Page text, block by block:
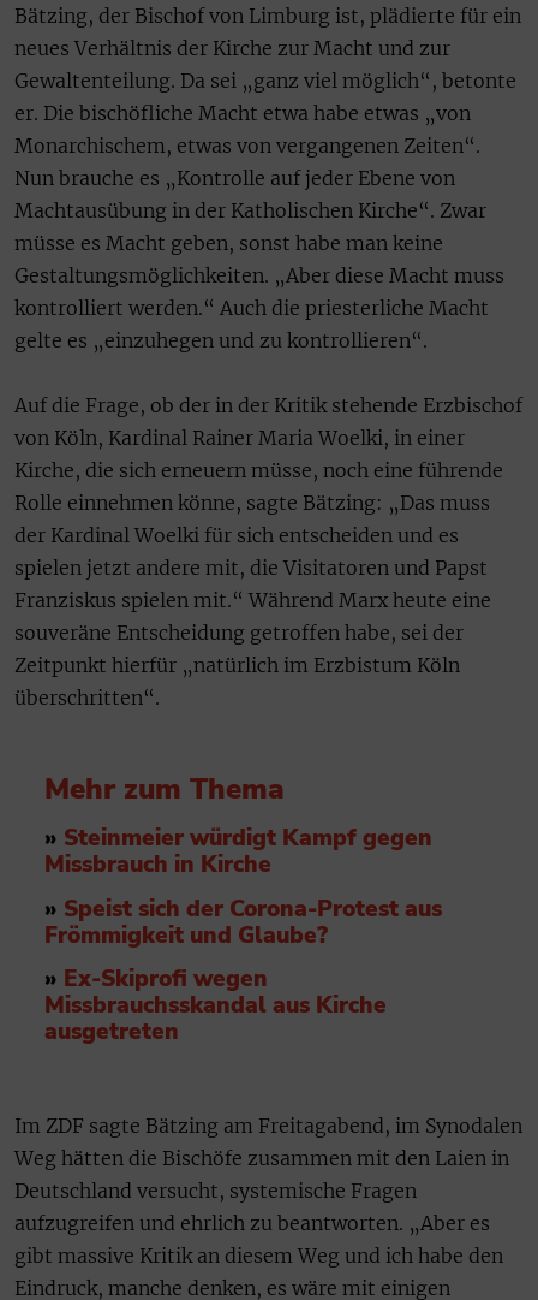
Bätzing, der Bischof von Limburg ist, plädierte für ein
neues Verhältnis der Kirche zur Macht und zur
Gewaltenteilung. Da sei „ganz viel möglich“, betonte
er. Die bischöfliche Macht etwa habe etwas „von
Monarchischem, etwas von vergangenen Zeiten“.
Nun brauche es „Kontrolle auf jeder Ebene von
Machtausübung in der Katholischen Kirche“. Zwar
müsse es Macht geben, sonst habe man keine
Gestaltungsmöglichkeiten. „Aber diese Macht muss
kontrolliert werden.“ Auch die priesterliche Macht
gelte es „einzuhegen und zu kontrollieren“.
Auf die Frage, ob der in der Kritik stehende Erzbischof
von Köln, Kardinal Rainer Maria Woelki, in einer
Kirche, die sich erneuern müsse, noch eine führende
Rolle einnehmen könne, sagte Bätzing: „Das muss
der Kardinal Woelki für sich entscheiden und es
spielen jetzt andere mit, die Visitatoren und Papst
Franziskus spielen mit.“ Während Marx heute eine
souveräne Entscheidung getroffen habe, sei der
Zeitpunkt hierfür „natürlich im Erzbistum Köln
überschritten“.
Mehr zum Thema
» Steinmeier würdigt Kampf gegen
Missbrauch in Kirche
» Speist sich der Corona-Protest aus
Frömmigkeit und Glaube?
» Ex-Skiprofi wegen
Missbrauchsskandal aus Kirche
ausgetreten
Im ZDF sagte Bätzing am Freitagabend, im Synodalen
Weg hätten die Bischöfe zusammen mit den Laien in
Deutschland versucht, systemische Fragen
aufzugreifen und ehrlich zu beantworten. „Aber es
gibt massive Kritik an diesem Weg und ich habe den
Eindruck, manche denken, es wäre mit einigen